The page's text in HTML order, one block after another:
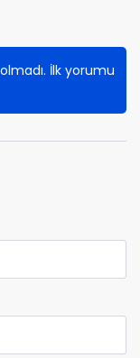
İlk yorumu